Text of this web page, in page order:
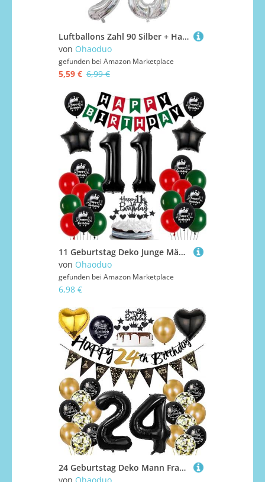
Luftballons Zahl 90 Silber + Happy Birthday Girlande + banner Folienballon 90.Geburtstags deko frau mann ballons 90 Jahre Geburtstag deko frauen Zahlenballon 90 Geburtstag dekoration Männer frau(90)
von Ohaoduo
gefunden bei Amazon Marketplace
5,59 € 6,99 €
11 Geburtstag Deko Junge Mädchen, Luftballon 11. Geburtstag Rot Schwarz Grün, 11. Ballon Schwarz Grün Rot Deko, 11. Party Decoration Junge Mädchen, 11 Schwarz Grün Rot Party Ballons
von Ohaoduo
gefunden bei Amazon Marketplace
6,98 €
24 Geburtstag Deko Mann Frauen, Luftballon 24. Gold Schwarz Geburtstagsdeko 24 Jahre, Ballon Schwarz Gold Deko 24. Gold Schwarz 24 Jahr Geburtstagdeko